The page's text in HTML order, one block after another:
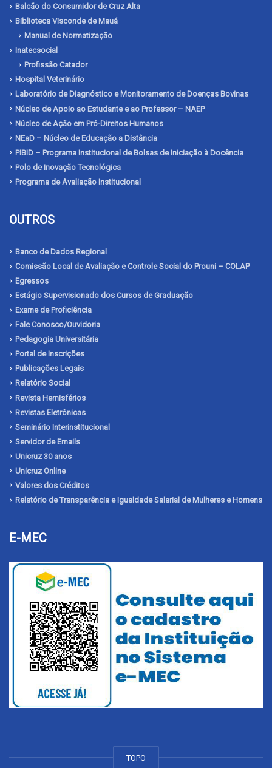
Balcão do Consumidor de Cruz Alta
Biblioteca Visconde de Mauá
Manual de Normatização
Inatecsocial
Profissão Catador
Hospital Veterinário
Laboratório de Diagnóstico e Monitoramento de Doenças Bovinas
Núcleo de Apoio ao Estudante e ao Professor – NAEP
Núcleo de Ação em Pró-Direitos Humanos
NEaD – Núcleo de Educação a Distância
PIBID – Programa Institucional de Bolsas de Iniciação à Docência
Polo de Inovação Tecnológica
Programa de Avaliação Institucional
OUTROS
Banco de Dados Regional
Comissão Local de Avaliação e Controle Social do Prouni – COLAP
Egressos
Estágio Supervisionado dos Cursos de Graduação
Exame de Proficiência
Fale Conosco/Ouvidoria
Pedagogia Universitária
Portal de Inscrições
Publicações Legais
Relatório Social
Revista Hemisférios
Revistas Eletrônicas
Seminário Interinstitucional
Servidor de Emails
Unicruz 30 anos
Unicruz Online
Valores dos Créditos
Relatório de Transparência e Igualdade Salarial de Mulheres e Homens
E-MEC
TOPO